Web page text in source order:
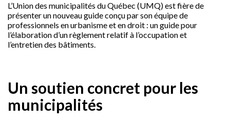
L’Union des municipalités du Québec (UMQ) est fière de
présenter un nouveau guide conçu par son équipe de
professionnels en urbanisme et en droit : un guide pour
l’élaboration d’un règlement relatif à l’occupation et
l’entretien des bâtiments.
Un soutien concret pour les
municipalités